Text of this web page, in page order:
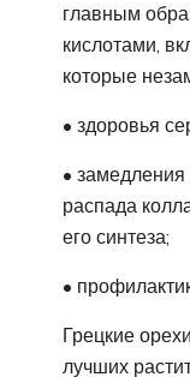
главным
кислотами,
которые
• здоровья
• замедления
распада
его синтеза;
•
Грецкие
лучших